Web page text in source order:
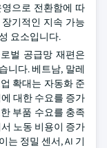
으로 전환함에 따
기적인 지속 가능
요소입니다.
벌 공급망 재편은
니다. 베트남, 말레
확대는 자동화 준
대한 수요를 증가
부품 수요를 충족
노동 비용이 증가
는 정밀 센서, AI 기